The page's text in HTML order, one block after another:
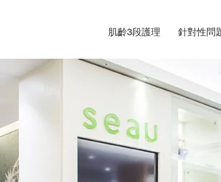
肌齡3段護理 針對性問